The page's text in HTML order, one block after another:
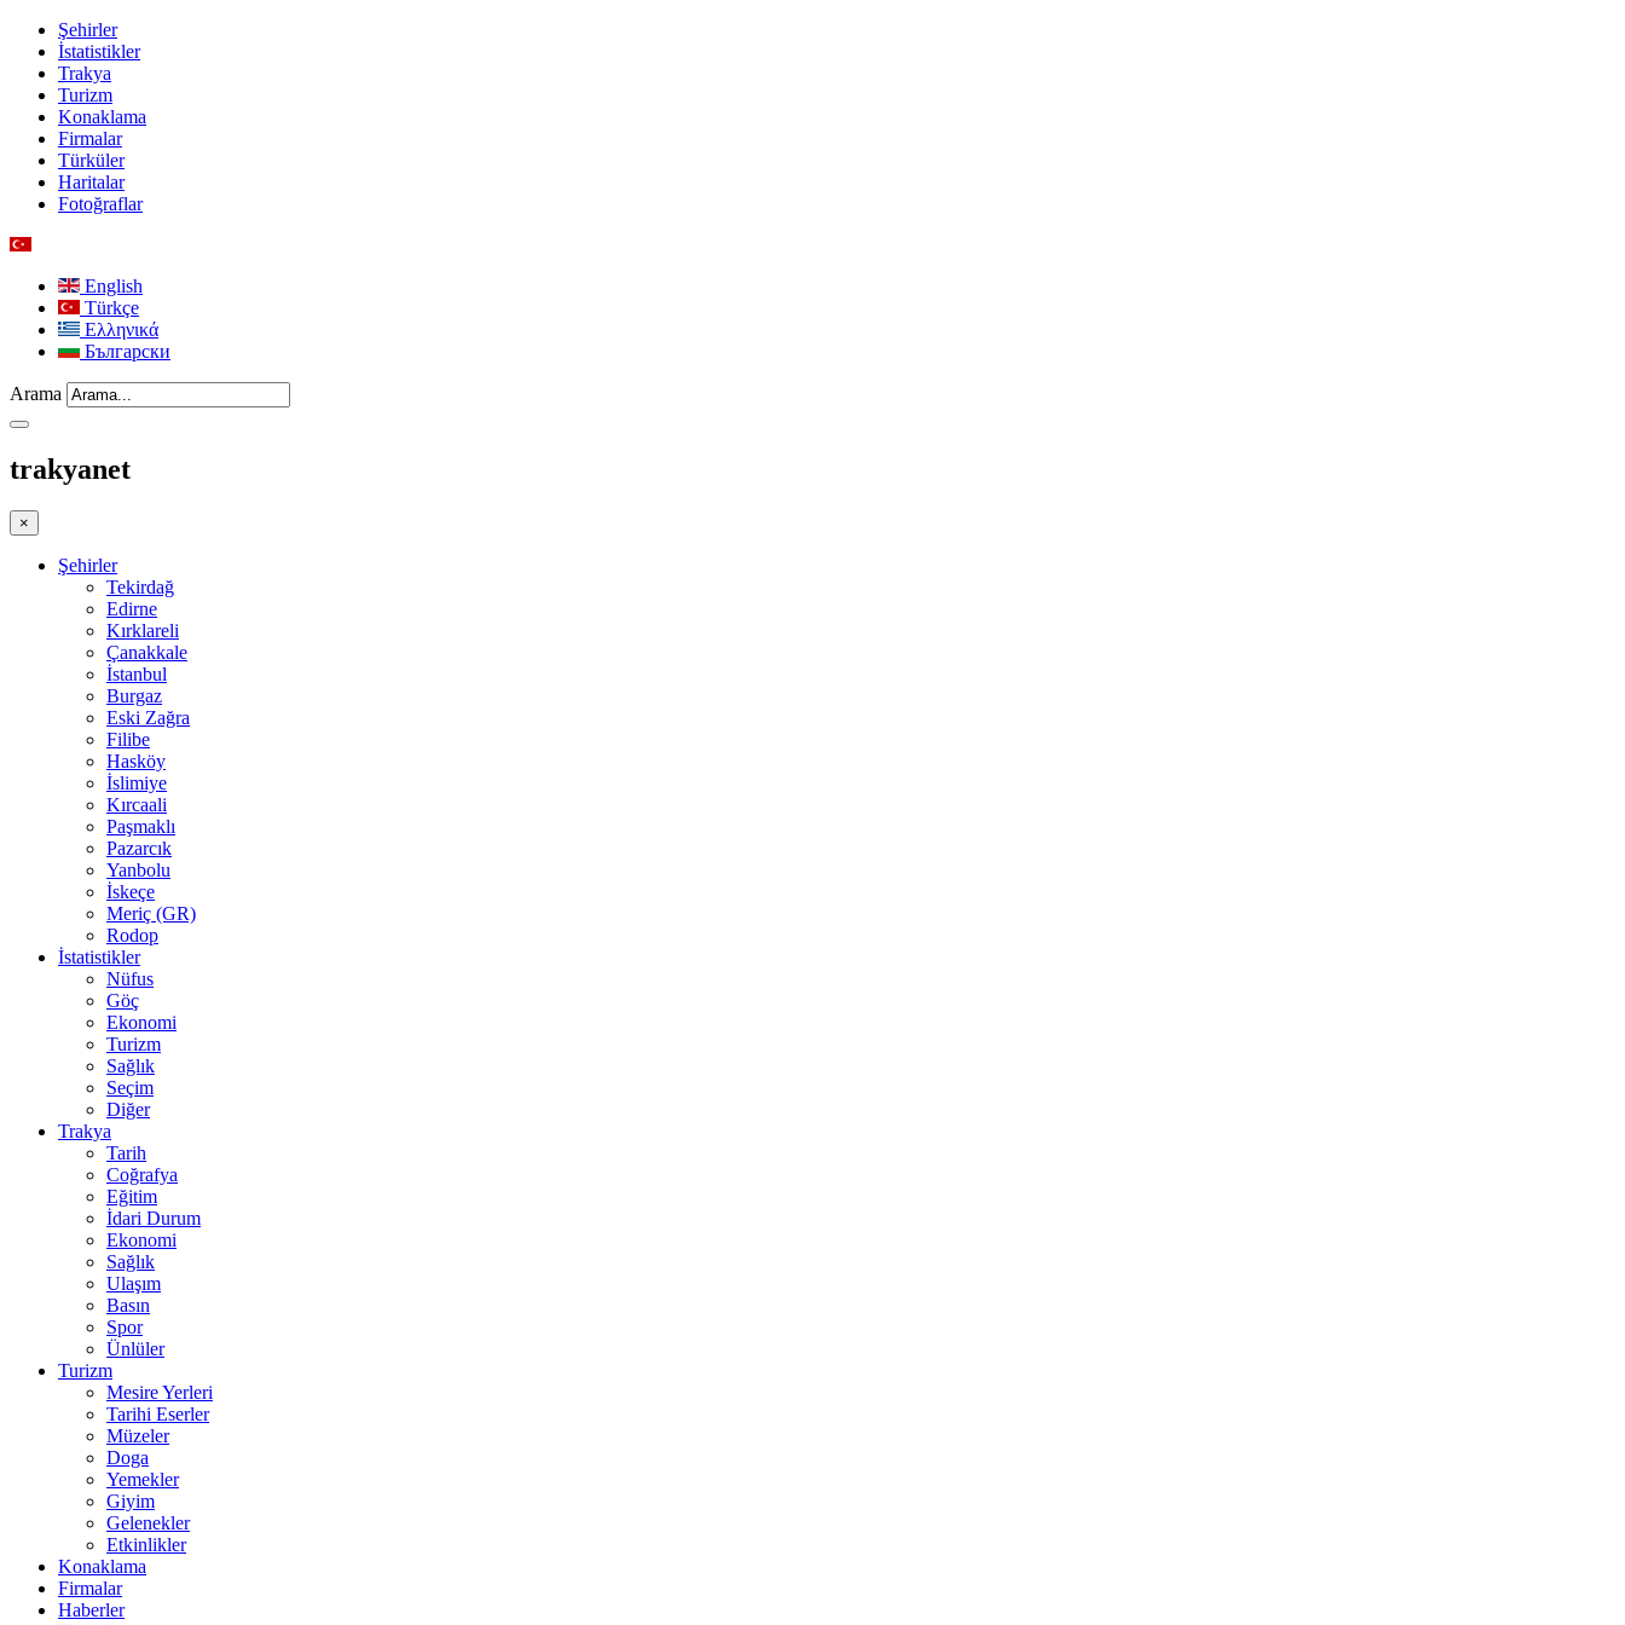
Şehirler
İstatistikler
Trakya
Turizm
Konaklama
Firmalar
Türküler
Haritalar
Fotoğraflar
English
Türkçe
Ελληνικά
Български
Arama
trakyanet
×
Şehirler
Tekirdağ
Edirne
Kırklareli
Çanakkale
İstanbul
Burgaz
Eski Zağra
Filibe
Hasköy
İslimiye
Kırcaali
Paşmaklı
Pazarcık
Yanbolu
İskeçe
Meriç (GR)
Rodop
İstatistikler
Nüfus
Göç
Ekonomi
Turizm
Sağlık
Seçim
Diğer
Trakya
Tarih
Coğrafya
Eğitim
İdari Durum
Ekonomi
Sağlık
Ulaşım
Basın
Spor
Ünlüler
Turizm
Mesire Yerleri
Tarihi Eserler
Müzeler
Doga
Yemekler
Giyim
Gelenekler
Etkinlikler
Konaklama
Firmalar
Haberler